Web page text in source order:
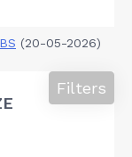
(20-05-2026)
Filters